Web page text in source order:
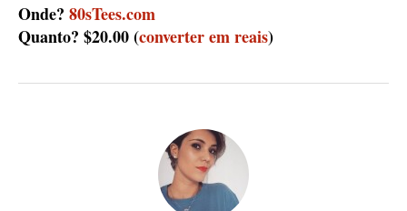
Onde? 80sTees.com
Quanto? $20.00 (converter em reais)